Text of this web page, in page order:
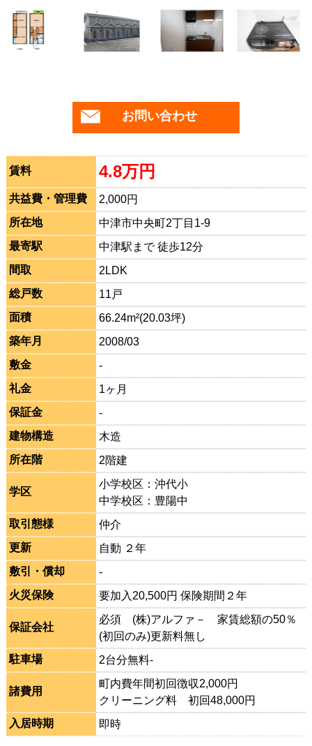
お問い合わせ
賃料 4.8万円
共益費・管理費
2,000円
所在地
中津市中央町2丁目1-9
最寄駅
中津駅まで 徒歩12分
間取
2LDK
総戸数
11戸
面積
66.24m²(20.03坪)
築年月
2008/03
敷金
-
礼金
1ヶ月
保証金
-
建物構造
木造
所在階
2階建
学区
小学校区：沖代小
中学校区：豊陽中
取引態様
仲介
更新
自動 ２年
敷引・償却
-
火災保険
要加入20,500円 保険期間２年
保証会社
必須 (株)アルファ－ 家賃総額の50％
(初回のみ)更新料無し
駐車場
2台分無料-
諸費用
町内費年間初回徴収2,000円
クリーニング料 初回48,000円
入居時期
即時